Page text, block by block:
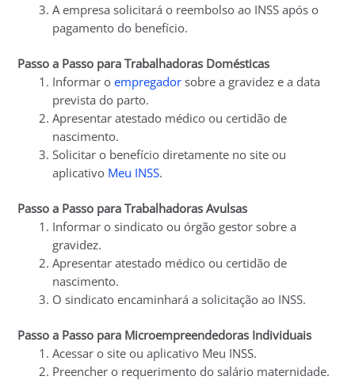
A empresa solicitará o reembolso ao INSS após o
pagamento do benefício.
Passo a Passo para Trabalhadoras Domésticas
Informar oempregador sobre a gravidez e a data
prevista do parto.
Apresentar atestado médico ou certidão de
nascimento.
Solicitar o benefício diretamente no site ou
aplicativo Meu INSS.
Passo a Passo para Trabalhadoras Avulsas
Informar o sindicato ou órgão gestor sobre a
gravidez.
Apresentar atestado médico ou certidão de
nascimento.
O sindicato encaminhará a solicitação ao INSS.
Passo a Passo para Microempreendedoras Individuais
Acessar o site ou aplicativo Meu INSS.
Preencher o requerimento do salário maternidade.